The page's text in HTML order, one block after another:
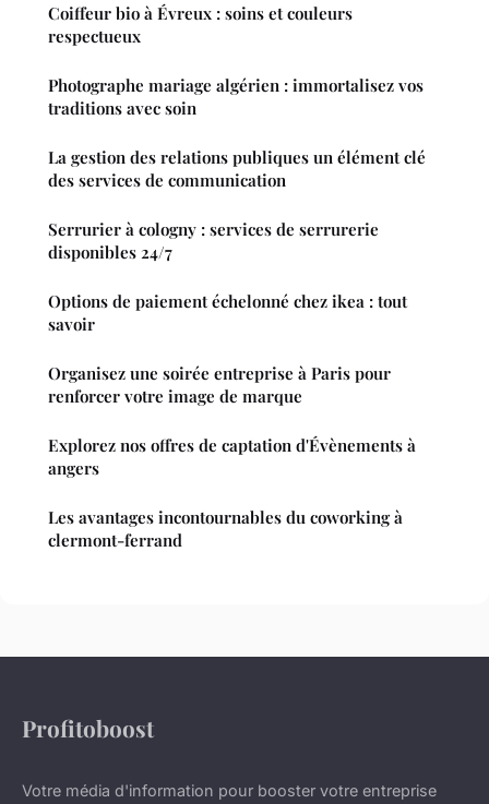
Coiffeur bio à Évreux : soins et couleurs
respectueux
Photographe mariage algérien : immortalisez vos
traditions avec soin
La gestion des relations publiques un élément clé
des services de communication
Serrurier à cologny : services de serrurerie
disponibles 24/7
Options de paiement échelonné chez ikea : tout
savoir
Organisez une soirée entreprise à Paris pour
renforcer votre image de marque
Explorez nos offres de captation d'Évènements à
angers
Les avantages incontournables du coworking à
clermont-ferrand
Profitoboost
Votre média d'information pour booster votre entreprise